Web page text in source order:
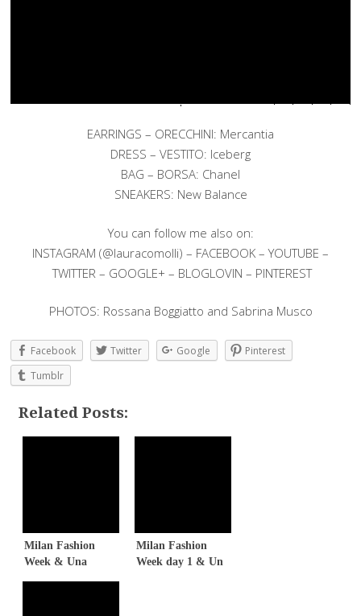
EARRINGS – ORECCHINI: Mercantia
DRESS – VESTITO: Iceberg
BAG – BORSA: Chanel
SNEAKERS: New Balance
You can follow me also on:
INSTAGRAM (@lauracomolli) – FACEBOOK – YOUTUBE –
TWITTER – GOOGLE+ – BLOGLOVIN – PINTEREST
PHOTOS: Rossana Boggiatto and Sabrina Musco
Facebook Twitter Google
Pinterest
Tumblr
Related Posts:
Milan Fashion
Week & Una
Milan Fashion
Week day 1 & Un